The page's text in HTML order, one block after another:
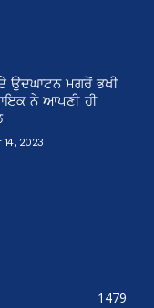
ਮਗਰੋਂ ਭਖੀ
ਨੇ ਆਪਣੀ ਹੀ
2023
1479